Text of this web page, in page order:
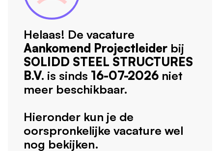
Helaas! De vacature
Aankomend Projectleider bij
SOLIDD STEEL STRUCTURES
B.V. is sinds 16-07-2026 niet
meer beschikbaar.
Hieronder kun je de
oorspronkelijke vacature wel
nog bekijken.